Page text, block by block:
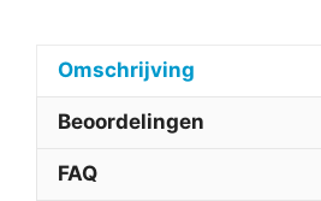
Omschrijving
Beoordelingen
FAQ